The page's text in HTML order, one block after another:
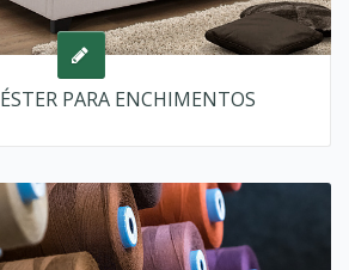
PARA ENCHIMENTOS